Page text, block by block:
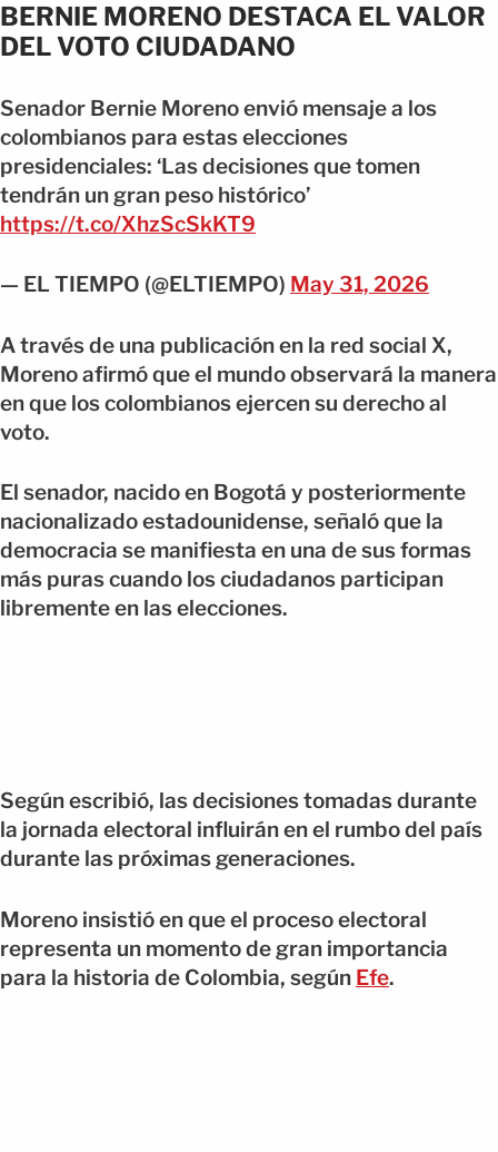
BERNIE MORENO DESTACA EL VALOR
DEL VOTO CIUDADANO
Senador Bernie Moreno envió mensaje a los
colombianos para estas elecciones
presidenciales: ‘Las decisiones que tomen
tendrán un gran peso histórico’
https://t.co/XhzScSkKT9
— EL TIEMPO (@ELTIEMPO) May 31, 2026
A través de una publicación en la red social X,
Moreno afirmó que el mundo observará la manera
en que los colombianos ejercen su derecho al
voto.
El senador, nacido en Bogotá y posteriormente
nacionalizado estadounidense, señaló que la
democracia se manifiesta en una de sus formas
más puras cuando los ciudadanos participan
libremente en las elecciones.
Según escribió, las decisiones tomadas durante
la jornada electoral influirán en el rumbo del país
durante las próximas generaciones.
Moreno insistió en que el proceso electoral
representa un momento de gran importancia
para la historia de Colombia, según Efe.